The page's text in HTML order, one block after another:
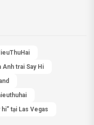
Anh trai Say Hi
tại Las Vegas